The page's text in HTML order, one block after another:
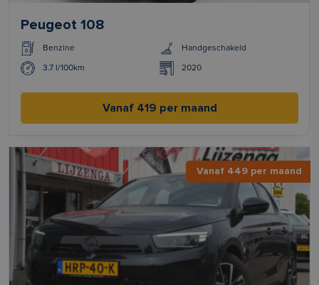
Peugeot 108
Benzine Handgeschakeld
3.7 l/100km 2020
Vanaf 419 per maand
Vanaf 449 per maand